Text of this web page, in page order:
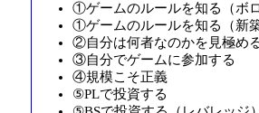
①ゲームのルールを知る（ボロ
①ゲームのルールを知る（新築
②自分は何者なのかを見極め
③自分でゲームに参加する
④規模こそ正義
⑤PLで投資する